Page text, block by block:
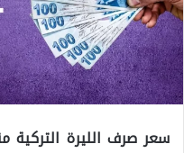
سعر صرف الليرة التركية